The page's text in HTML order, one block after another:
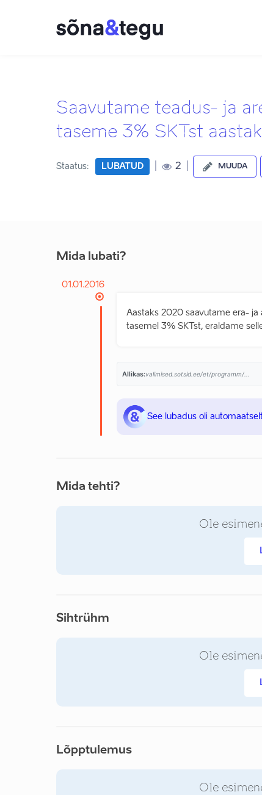
Saavutame teadus- ja
taseme 3% SKTst
Staatus: LUBATUD 2 MUUDA
Mida lubati?
01.01.2016
Aastaks 2020 saavutame era- ja
tasemel 3% SKTst, eraldame
Allikas:valimised.sotsid.ee/et/programm/...
See lubadus oli
Mida tehti?
Ole
Sihtrühm
Ole
Lõpptulemus
Ole